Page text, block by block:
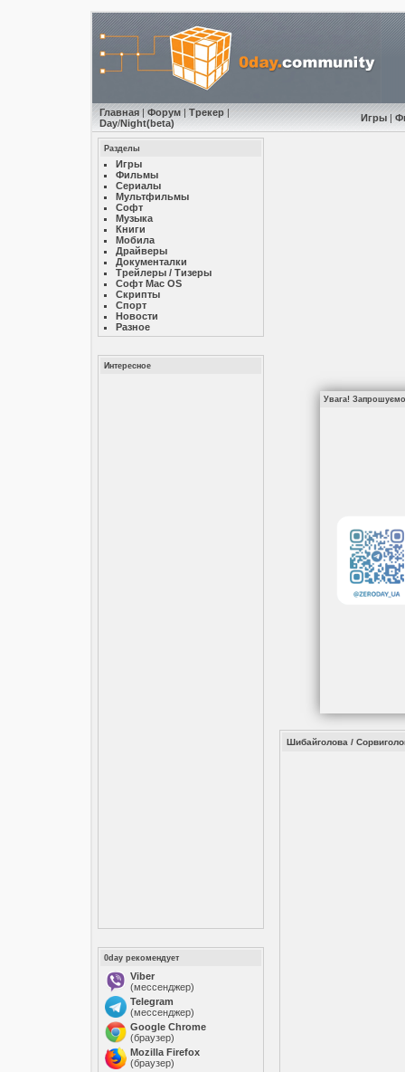
Главная| Форум| Трекер|
Day/Night(beta) Игры|
Разделы
Игры
Фильмы
Сериалы
Мультфильмы
Софт
Музыкa
Книги
Мобила
Драйверы
Документалки
Трейлеры / Тизеры
Софт Mac OS
Скрипты
Спорт
Новости
Разное
Интересное
0day рекомендует
Viber
(мессенджер)
Telegram
(мессенджер)
Google Chrome
(браузер)
Mozilla Firefox
(браузер)
Увага! Запрошуємо
Шибайголова /